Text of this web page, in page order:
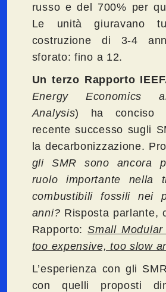
russo e del 700% per
Le unità giuravano
costruzione di 3-4
sforato: fino a 12.
Un terzo Rapporto
Energy Economics
Analysis) ha conciso
recente successo sugli
la decarbonizzazione.
gli SMR sono ancora
ruolo importante nella
combustibili fossili nei
anni? Risposta parlante,
Rapporto:Small
too expensive, too slow
L’esperienza con gli
con quelli proposti